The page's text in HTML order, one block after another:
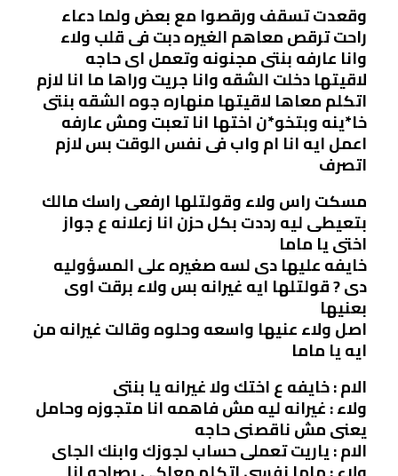
وقعدت تسقف ورقصوا مع بعض ولما دعاء
راحت ترقص معاهم الغيره دبت فى قلب ولاء
وانا عارفه بنتى مجنونه وتعمل اى حاجه
لاقيتها دخلت الشقه وانا جريت وراها ما انا لازم
اتكلم معاها لاقيتها منهاره جوه الشقه بنتى
خا*ينه وبتخو*ن اختها انا تعبت ومش عارفه
اعمل ايه انا ام واب فى نفس الوقت بس لازم
اتصرف
مسكت راس ولاء وقولتلها ارفعى راسك مالك
بتعيطى ليه رددت بكل حزن انا زعلانه ع جواز
اختى يا ماما
خايفه عليها دى لسه صغيره على المسؤوليه
دى ? قولتلها ايه غيرانه بس ولاء برقت اوى
بعنيها
اصل ولاء عنيها واسعه وحلوه وقالت غيرانه من
ايه يا ماما
الام : خايفه ع اختك ولا غيرانه يا بنتى
ولاء : غيرانه ليه مش فاهمه انا متجوزه وحامل
يعنى مش ناقصنى حاجه
الام : ياريت تعملى حساب لجوزك وابنك الجاى